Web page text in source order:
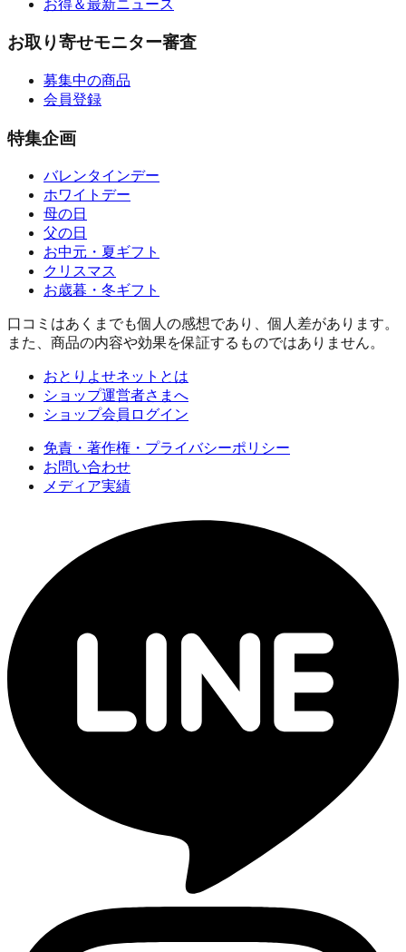
お得＆最新ニュース
お取り寄せモニター審査
募集中の商品
会員登録
特集企画
バレンタインデー
ホワイトデー
母の日
父の日
お中元・夏ギフト
クリスマス
お歳暮・冬ギフト
口コミはあくまでも個人の感想であり、個人差があります。
また、商品の内容や効果を保証するものではありません。
おとりよせネットとは
ショップ運営者さまへ
ショップ会員ログイン
免責・著作権・プライバシーポリシー
お問い合わせ
メディア実績